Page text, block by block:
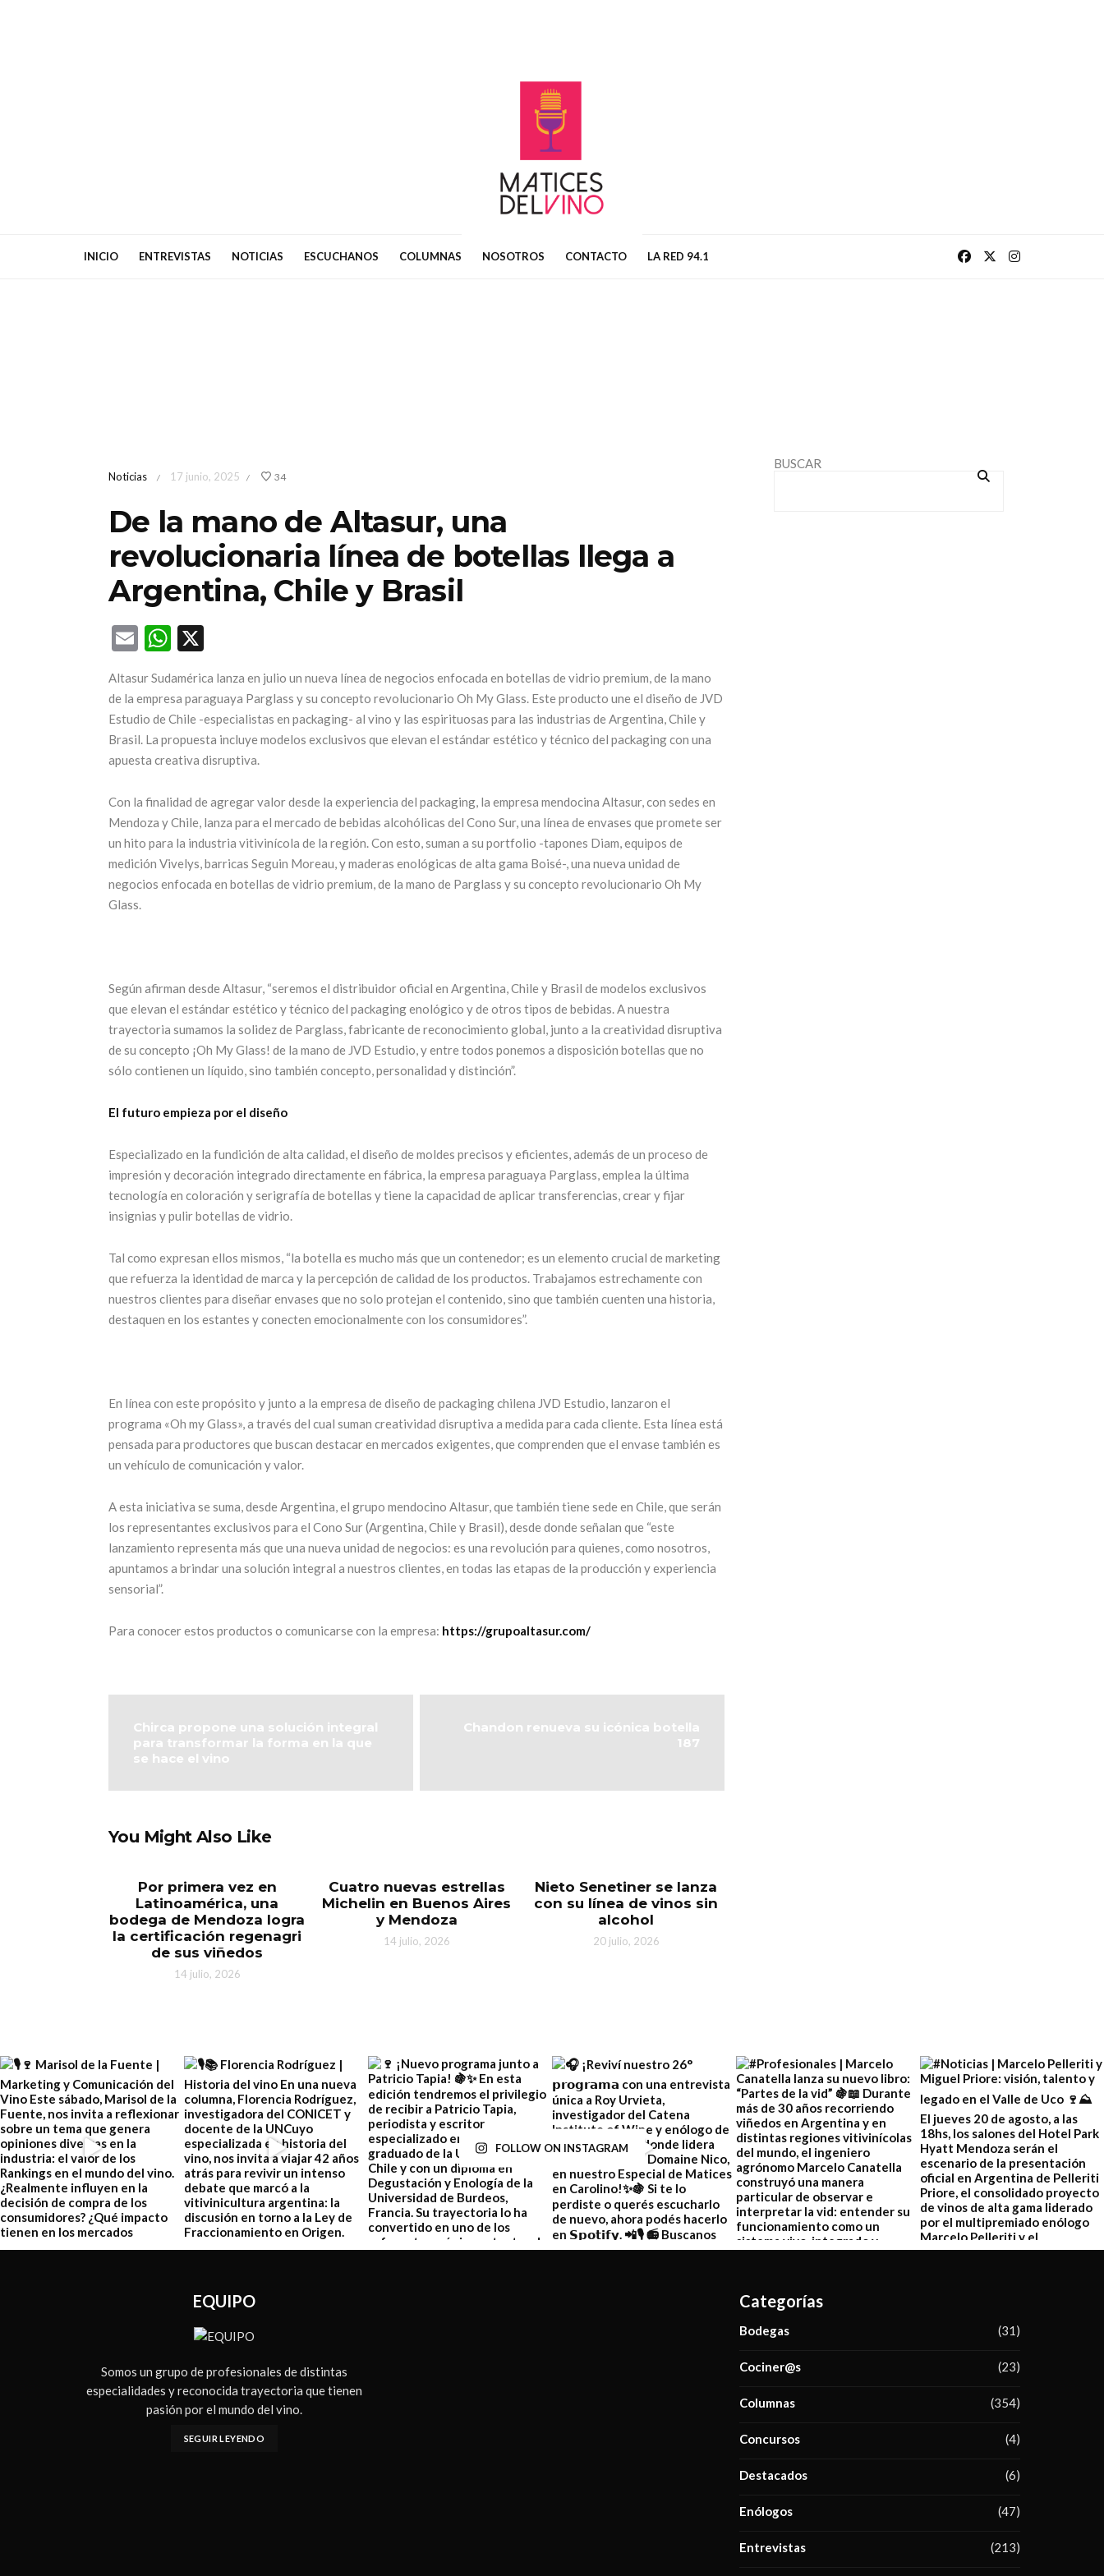
edición de la
feria más
esperada: Alta
Gama by
CONTINUAR LEYENDO
25 años para un
ícono del
turismo en
Mendoza
Mendoza
celebra su 25º
aniversario con
un exclusivo
CONTINUAR LEYENDO
INICIO ENTREVISTAS NOTICIAS ESCUCHANOS COLUMNAS NOSOTROS CONTACTO LA RED 94.1
Noticias / 17 junio, 2025 / 34
De la mano de Altasur, una
revolucionaria línea de botellas llega a
Argentina, Chile y Brasil
EmailWhatsApp
Altasur Sudamérica lanza en julio un nueva línea de negocios enfocada en botellas de vidrio premium, de la mano
de la empresa paraguaya Parglass y su concepto revolucionario Oh My Glass. Este producto une el diseño de JVD
Estudio de Chile -especialistas en packaging- al vino y las espirituosas para las industrias de Argentina, Chile y
Brasil. La propuesta incluye modelos exclusivos que elevan el estándar estético y técnico del packaging con una
apuesta creativa disruptiva.
Con la finalidad de agregar valor desde la experiencia del packaging, la empresa mendocina Altasur, con sedes en
Mendoza y Chile, lanza para el mercado de bebidas alcohólicas del Cono Sur, una línea de envases que promete ser
un hito para la industria vitivinícola de la región. Con esto, suman a su portfolio -tapones Diam, equipos de
medición Vivelys, barricas Seguin Moreau, y maderas enológicas de alta gama Boisé-, una nueva unidad de
negocios enfocada en botellas de vidrio premium, de la mano de Parglass y su concepto revolucionario Oh My
Glass.
Según afirman desde Altasur, “seremos el distribuidor oficial en Argentina, Chile y Brasil de modelos exclusivos
que elevan el estándar estético y técnico del packaging enológico y de otros tipos de bebidas. A nuestra
trayectoria sumamos la solidez de Parglass, fabricante de reconocimiento global, junto a la creatividad disruptiva
de su concepto ¡Oh My Glass! de la mano de JVD Estudio, y entre todos ponemos a disposición botellas que no
sólo contienen un líquido, sino también concepto, personalidad y distinción”.
El futuro empieza por el diseño
Especializado en la fundición de alta calidad, el diseño de moldes precisos y eficientes, además de un proceso de
impresión y decoración integrado directamente en fábrica, la empresa paraguaya Parglass, emplea la última
tecnología en coloración y serigrafía de botellas y tiene la capacidad de aplicar transferencias, crear y fijar
insignias y pulir botellas de vidrio.
Tal como expresan ellos mismos, “la botella es mucho más que un contenedor; es un elemento crucial de marketing
que refuerza la identidad de marca y la percepción de calidad de los productos. Trabajamos estrechamente con
nuestros clientes para diseñar envases que no solo protejan el contenido, sino que también cuenten una historia,
destaquen en los estantes y conecten emocionalmente con los consumidores”.
En línea con este propósito y junto a la empresa de diseño de packaging chilena JVD Estudio, lanzaron el
programa «Oh my Glass», a través del cual suman creatividad disruptiva a medida para cada cliente. Esta línea está
pensada para productores que buscan destacar en mercados exigentes, que comprenden que el envase también es
un vehículo de comunicación y valor.
A esta iniciativa se suma, desde Argentina, el grupo mendocino Altasur, que también tiene sede en Chile, que serán
los representantes exclusivos para el Cono Sur (Argentina, Chile y Brasil), desde donde señalan que “este
lanzamiento representa más que una nueva unidad de negocios: es una revolución para quienes, como nosotros,
apuntamos a brindar una solución integral a nuestros clientes, en todas las etapas de la producción y experiencia
sensorial”.
Para conocer estos productos o comunicarse con la empresa: https://grupoaltasur.com/
Chirca propone una solución integral
para transformar la forma en la que
se hace el vino
Chandon renueva su icónica botella
187
You Might Also Like
Por primera vez en
Latinoamérica, una
bodega de Mendoza logra
la certificación regenagri
de sus viñedos
14 julio, 2026
Cuatro nuevas estrellas
Michelin en Buenos Aires
y Mendoza
14 julio, 2026
Nieto Senetiner se lanza
con su línea de vinos sin
alcohol
20 julio, 2026
BUSCAR
FOLLOW ON INSTAGRAM
EQUIPO
Somos un grupo de profesionales de distintas
especialidades y reconocida trayectoria que tienen
pasión por el mundo del vino.
SEGUIR LEYENDO
Categorías
Bodegas (31)
Cociner@s (23)
Columnas (354)
Concursos (4)
Destacados (6)
Enólogos (47)
Entrevistas (213)